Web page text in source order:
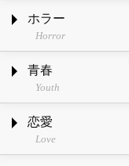
ホラー
Horror
青春
Youth
恋愛
Love